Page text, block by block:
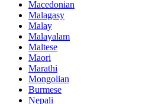
Macedonian
Malagasy
Malay
Malayalam
Maltese
Maori
Marathi
Mongolian
Burmese
Nepali